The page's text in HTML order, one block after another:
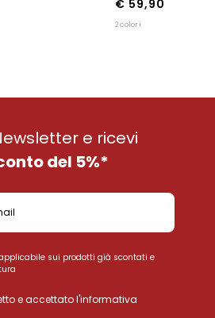
€ 59,90
2 colori
e ricevi
del 5%*
sui prodotti già scontati e
e accettato l'informativa